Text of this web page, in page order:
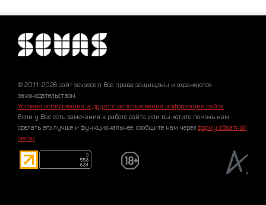
© 2011-2026 сайт sevascom Все права защищены и охраняются
законодательством.
Условия копирования и другого использования информации сайта.
Если у Вас есть замечания к работе сайта или вы хотите помочь нам
сделать его лучше и функциональнее, сообщите нам через форму обратной
связи